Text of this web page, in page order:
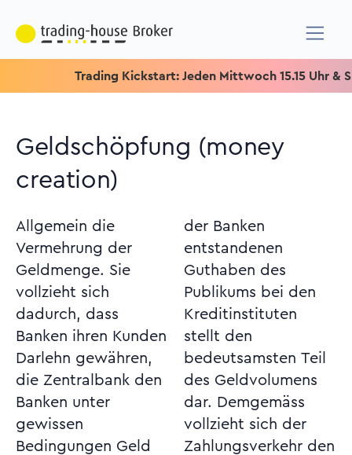
Trading Kickstart: Jeden Mittwoch 15.15 Uhr &
Geldschöpfung (money
creation)
Allgemein die
Vermehrung der
Geldmenge. Sie
vollzieht sich
dadurch, dass
Banken ihren Kunden
Darlehn gewähren,
die Zentralbank den
Banken unter
gewissen
Bedingungen Geld
der Banken
entstandenen
Guthaben des
Publikums bei den
Kreditinstituten
stellt den
bedeutsamsten Teil
des Geldvolumens
dar. Demgemäss
vollzieht sich der
Zahlungsverkehr den